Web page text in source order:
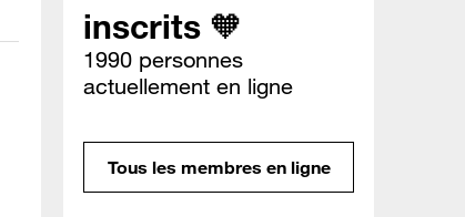
inscrits 🧡
1990 personnes
actuellement en ligne
Tous les membres en ligne